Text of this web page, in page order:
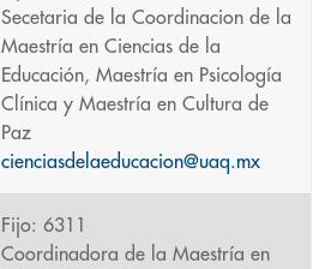
Secetaria de la Coordinacion de la
Maestría en Ciencias de la
Educación, Maestría en Psicología
Clínica y Maestría en Cultura de
Paz
cienciasdelaeducacion@uaq.mx
Fijo: 6311
Coordinadora de la Maestría en